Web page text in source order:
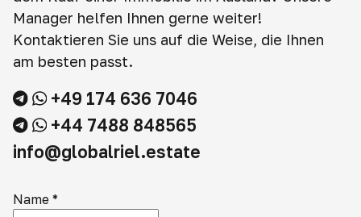
Manager helfen Ihnen gerne weiter!
Kontaktieren Sie uns auf die Weise, die Ihnen
am besten passt.
+49 174 636 7046
+44 7488 848565
info@globalriel.estate
Name *